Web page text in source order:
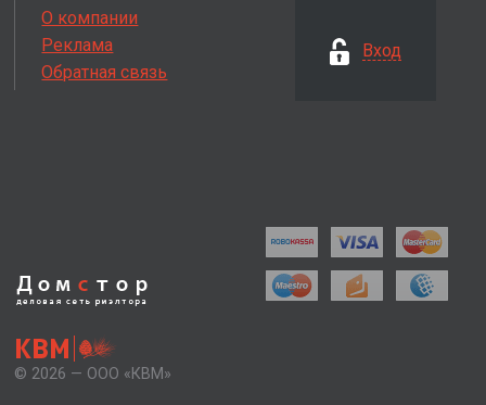
Домстор
деловая сеть
риэлтора
КВМ
© 2026 — ООО «КВМ»
О компании
Реклама
Обратная связь
Вход